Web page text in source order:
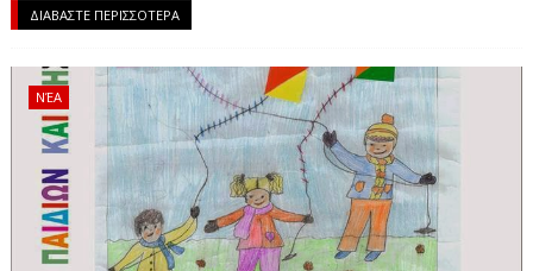
ΔΙΑΒΑΣΤΕ ΠΕΡΙΣΣΟΤΕΡΑ
ΝΈΑ